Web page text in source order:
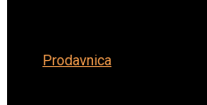
Prodavnica